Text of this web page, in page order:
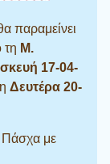
παραμείνει
τη Μ.
17-04-
Δευτέρα 20-
Πάσχα με